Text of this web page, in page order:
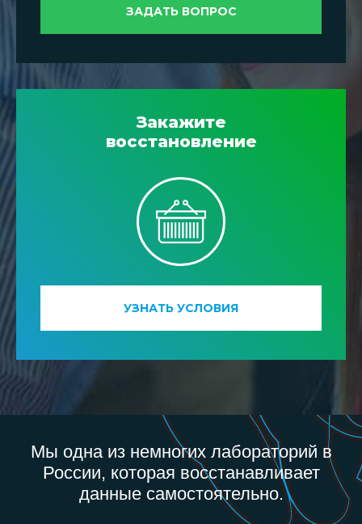
ЗАДАТЬ ВОПРОС
Закажите
восстановление
УЗНАТЬ УСЛОВИЯ
Мы одна из немногих лабораторий в
России, которая восстанавливает
данные самостоятельно.